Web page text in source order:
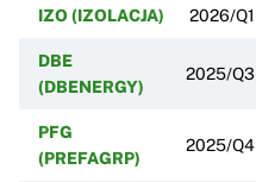
IZO (IZOLACJA) 2026/Q1
DBE
(DBENERGY)
2025/Q3
PFG
(PREFAGRP)
2025/Q4